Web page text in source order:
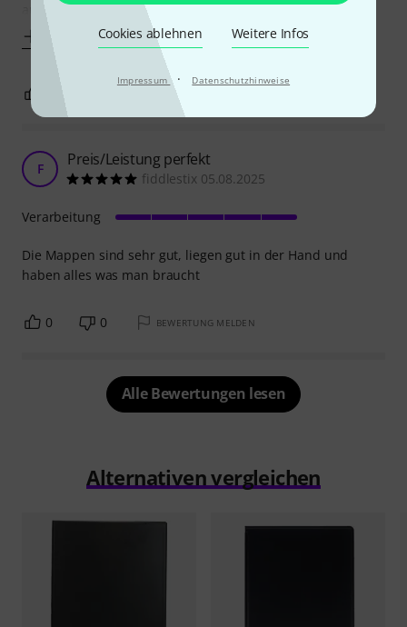
Cookies ablehnen Weitere Infos
Impressum · Datenschutzhinweise
ausreichend breit für eine
Mehr anzeigen
BEWERTUNG MELDEN
F Preis/Leistung perfekt
fiddlestix 05.08.2025
Die Mappen sind sehr gut, liegen gut in der Hand und
haben alles was man braucht
Verarbeitung
0 0 BEWERTUNG MELDEN
Alle Bewertungen lesen
Alternativen vergleichen